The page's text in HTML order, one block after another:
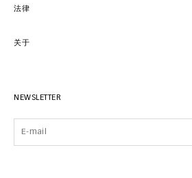
法律
关于
NEWSLETTER